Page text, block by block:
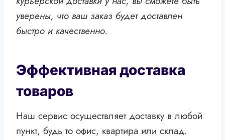
уверены, что ваш заказ будет доставлен
быстро и качественно.
Эффективная доставка
товаров
Наш сервис осуществляет доставку в любой
пункт, будь то офис, квартира или склад.